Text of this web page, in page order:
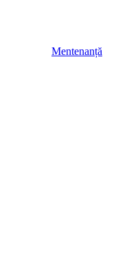
Mentenanță